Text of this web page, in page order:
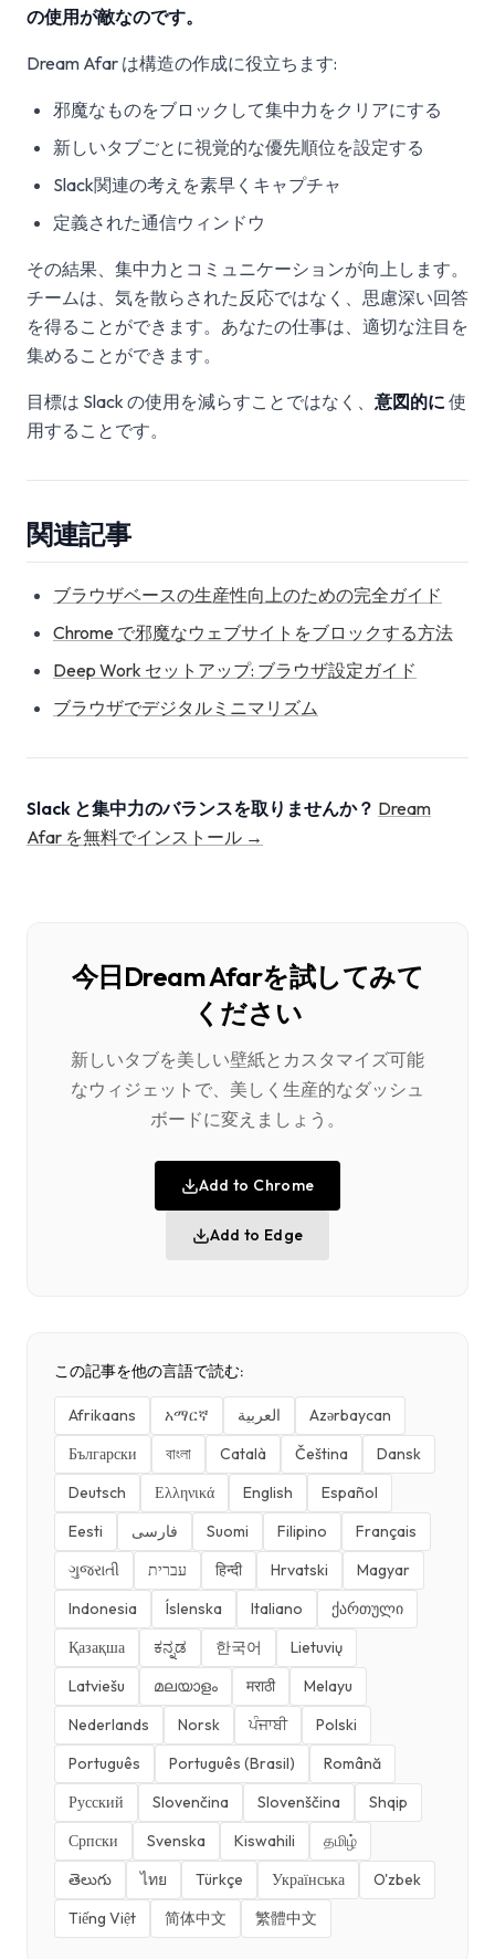
の使用が敵なのです。
Dream Afar は構造の作成に役立ちます:
邪魔なものをブロックして集中力をクリアにする
新しいタブごとに視覚的な優先順位を設定する
Slack関連の考えを素早くキャプチャ
定義された通信ウィンドウ
その結果、集中力とコミュニケーションが向上します。
チームは、気を散らされた反応ではなく、思慮深い回答
を得ることができます。あなたの仕事は、適切な注目を
集めることができます。
目標は Slack の使用を減らすことではなく、 意図的に 使
用することです。
関連記事
ブラウザベースの生産性向上のための完全ガイド
Chrome で邪魔なウェブサイトをブロックする方法
Deep Work セットアップ: ブラウザ設定ガイド
ブラウザでデジタルミニマリズム
Slack と集中力のバランスを取りませんか？ Dream
Afar を無料でインストール →
今日Dream Afarを試してみて
ください
新しいタブを美しい壁紙とカスタマイズ可能
なウィジェットで、美しく生産的なダッシュ
ボードに変えましょう。
Add to Chrome
Add to Edge
この記事を他の言語で読む:
Afrikaans አማርኛ العربية
Azərbaycan
Български
বাংলা Català Čeština
Dansk
Deutsch
Ελληνικά English
Español
Eesti
فارسی Suomi Filipino
Français
ગુજરાતી
עברית हिन्दी Hrvatski
Magyar
Indonesia
Íslenska Italiano
ქართული
Қазақша
ಕನ್ನಡ 한국어
Lietuvių
Latviešu
മലയാളം मराठी
Melayu
Nederlands
Norsk ਪੰਜਾਬੀ
Polski
Português
Português (Brasil)
Română
Русский
Slovenčina Slovenščina
Shqip
Српски
Svenska Kiswahili
தமிழ்
తెలుగు
ไทย Türkçe Українська
O'zbek
Tiếng Việt
简体中文 繁體中文